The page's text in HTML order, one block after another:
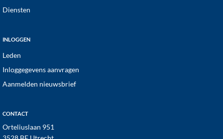
Diensten
INLOGGEN
Leden
Inloggegevens aanvragen
Aanmelden nieuwsbrief
CONTACT
Orteliuslaan 951